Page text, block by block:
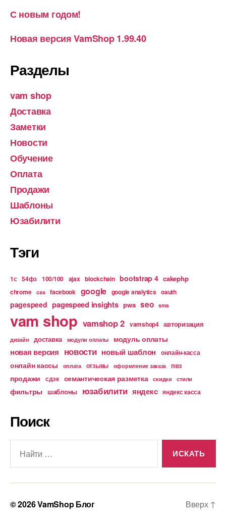
С новым годом!
Новая версия VamShop 1.99.40
Разделы
vam shop
Доставка
Заметки
Новости
Обучение
Оплата
Продажи
Шаблоны
Юзабилити
Тэги
1с 54фз 100/100 ajax blockchain bootstrap 4 cakephp
chrome css facebook google google analytics oauth
pagespeed pagespeed insights pwa seo sms
vam shop vamshop 2 vamshop4 авторизация
дизайн доставка модули оплаты модуль оплаты
новая версия новости новый шаблон онлайн-касса
онлайн кассы оплата отзывы оформление заказа пвз
продажи сдэк семантическая разметка скидки стили
фильтры шаблоны юзабилити яндекс яндекс касса
Поиск
© 2026VamShop Блог Вверх ↑